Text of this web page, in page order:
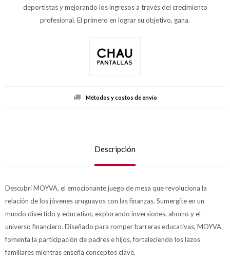
deportistas y mejorando los ingresos a través del crecimiento
profesional. El primero en lograr su objetivo, gana.
Métodos y costos de envío
Descripción
Descubrí MOYVA, el emocionante juego de mesa que revoluciona la
relación de los jóvenes uruguayos con las finanzas. Sumergíte en un
mundo divertido y educativo, explorando inversiones, ahorro y el
universo financiero. Diseñado para romper barreras educativas, MOYVA
fomenta la participación de padres e hijos, fortaleciendo los lazos
familiares mientras enseña conceptos clave.